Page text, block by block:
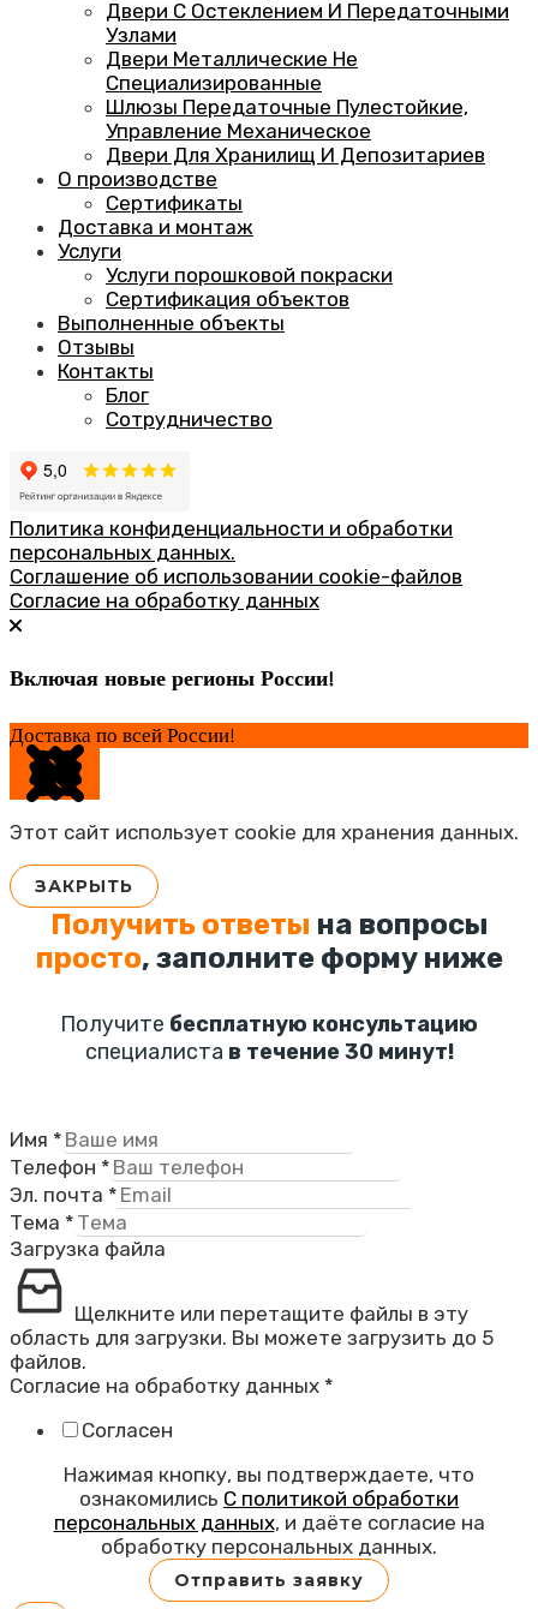
Двери С Остеклением И Передаточными
Узлами
Двери Металлические Не
Специализированные
Шлюзы Передаточные Пулестойкие,
Управление Механическое
Двери Для Хранилищ И Депозитариев
О производстве
Сертификаты
Доставка и монтаж
Услуги
Услуги порошковой покраски
Сертификация объектов
Выполненные объекты
Отзывы
Контакты
Блог
Сотрудничество
Политика конфиденциальности и обработки
персональных данных.
Соглашение об использовании cookie-файлов
Согласие на обработку данных
Включая новые регионы России!
Доставка по всей России!
Этот сайт использует cookie для хранения данных.
ЗАКРЫТЬ
Получить ответы на вопросы
просто, заполните форму ниже
Получите бесплатную консультацию
специалиста в течение 30 минут!
Имя *
Телефон *
Эл. почта *
Тема *
Загрузка файла
Щелкните или перетащите файлы в эту
область для загрузки. Вы можете загрузить до 5
файлов.
Согласие на обработку данных *
Согласен
Нажимая кнопку, вы подтверждаете, что
ознакомились С политикой обработки
персональных данных, и даёте согласие на
обработку персональных данных.
Отправить заявку